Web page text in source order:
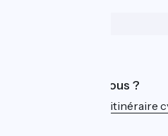
Qui sommes-nous ?
ViaRhôna est un